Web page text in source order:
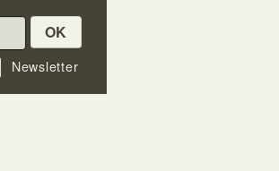
OK
Newsletter